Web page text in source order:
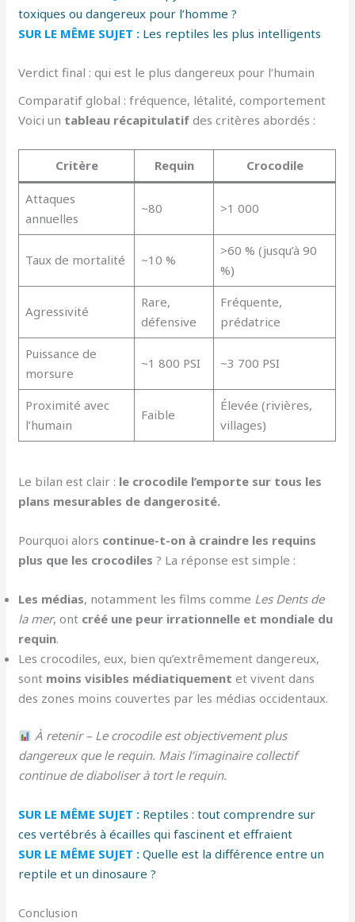
toxiques ou dangereux pour l’homme ?
SUR LE MÊME SUJET : Les reptiles les plus intelligents
Verdict final : qui est le plus dangereux pour l’humain
Comparatif global : fréquence, létalité, comportement
Voici un tableau récapitulatif des critères abordés :
Critère Requin Crocodile
Attaques
annuelles
~80 >1 000
Taux de mortalité ~10 %
>60 % (jusqu’à 90
%)
Agressivité
Rare,
défensive
Fréquente,
prédatrice
Puissance de
morsure
~1 800 PSI ~3 700 PSI
Proximité avec
l’humain
Faible
Élevée (rivières,
villages)
Le bilan est clair : le crocodile l’emporte sur tous les
plans mesurables de dangerosité.
Pourquoi alors continue-t-on à craindre les requins
plus que les crocodiles ? La réponse est simple :
Les médias, notamment les films comme Les Dents de
la mer, ont créé une peur irrationnelle et mondiale du
requin.
Les crocodiles, eux, bien qu’extrêmement dangereux,
sont moins visibles médiatiquement et vivent dans
des zones moins couvertes par les médias occidentaux.
À retenir – Le crocodile est objectivement plus
dangereux que le requin. Mais l’imaginaire collectif
continue de diaboliser à tort le requin.
SUR LE MÊME SUJET : Reptiles : tout comprendre sur
ces vertébrés à écailles qui fascinent et effraient
SUR LE MÊME SUJET : Quelle est la différence entre un
reptile et un dinosaure ?
Conclusion